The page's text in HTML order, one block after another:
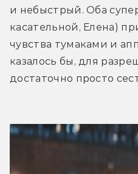
и небыстрый. Оба
касательной, Елена)
чувства тумаками и
казалось бы, для
достаточно просто